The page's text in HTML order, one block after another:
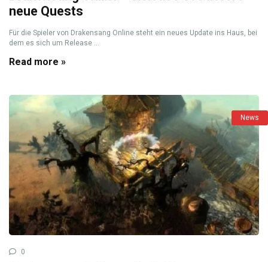
neue Quests
Für die Spieler von Drakensang Online steht ein neues Update ins Haus, bei
dem es sich um Release ...
Read more »
News
0